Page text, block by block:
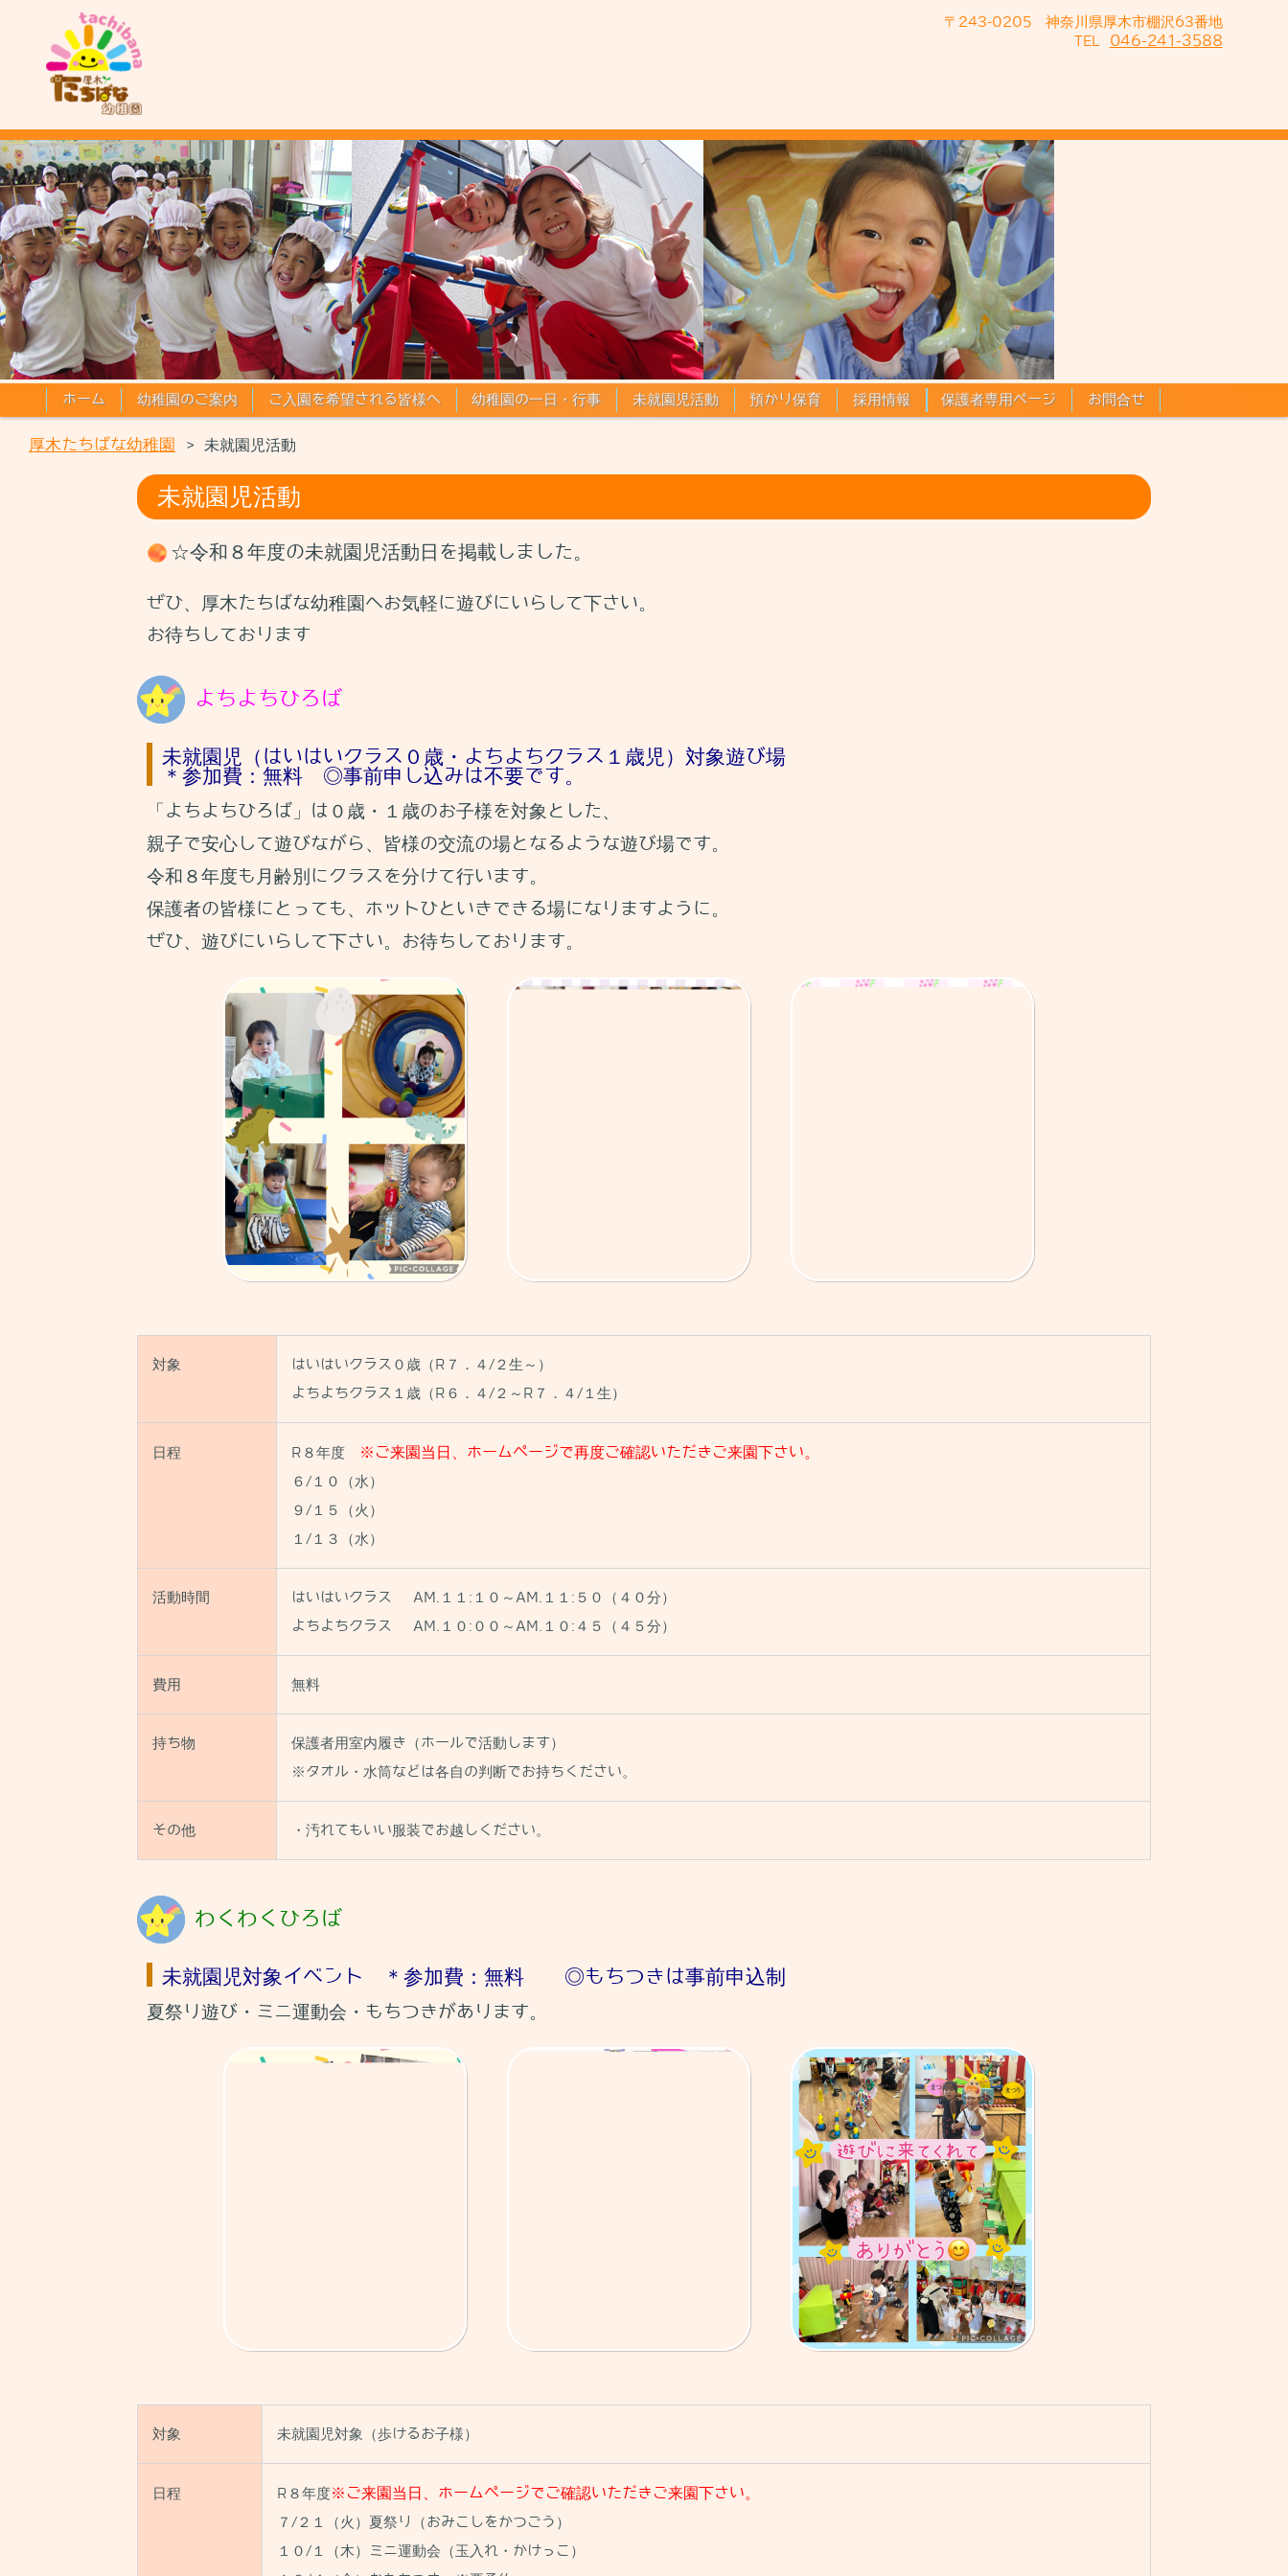
〒243-0205 神奈川県厚木市棚沢63番地
TEL 046-241-3588
コンテンツに移動
✕
メ
ホーム 幼稚園のご案内 ご入園を希望される皆様へ 幼稚園の一日・行事 未就園児活動 預かり保育 採用情報 保護者専用ページ お問合せ
厚木たちばな幼稚園 > 未就園児活動
未就園児活動
☆令和８年度の未就園児活動日を掲載しました。
ぜひ、厚木たちばな幼稚園へお気軽に遊びにいらして下さい。
お待ちしております
よちよちひろば
未就園児（はいはいクラス０歳・よちよちクラス１歳児）対象遊び場
＊参加費：無料 ◎事前申し込みは不要です。
「よちよちひろば」は０歳・１歳のお子様を対象とした、
親子で安心して遊びながら、皆様の交流の場となるような遊び場です。
令和８年度も月齢別にクラスを分けて行います。
保護者の皆様にとっても、ホットひといきできる場になりますように。
ぜひ、遊びにいらして下さい。お待ちしております。
対象
はいはいクラス０歳（R７．４/２生～）
よちよちクラス１歳（R６．４/２～R７．４/１生）
日程 R８年度 ※ご来園当日、ホームページで再度ご確認いただき ご来園下さい。
６/１０（水）
９/１５（火）
１/１３（水）
活動時間
はいはいクラス AM.１１:１０～AM.１１:５０（４０分）
よちよちクラス AM.１０:００～AM.１０:４５（４５分）
費用 無料
持ち物
保護者用室内履き（ホールで活動します）
※タオル・水筒などは各自の判断でお持ちください。
その他 ・汚れてもいい服装でお越しください。
わくわくひろば
未就園児対象イベント ＊参加費：無料 ◎もちつきは事前申込制
夏祭り遊び・ミニ運動会・もちつきがあります。
対象 未就園児対象（歩けるお子様）
日程 R８年度※ご来園当日、ホームページでご確認いただき ご来園下さい。
７/２１（火）夏祭り（おみこしをかつごう）
１０/１（木）ミニ運動会（玉入れ・かけっこ）